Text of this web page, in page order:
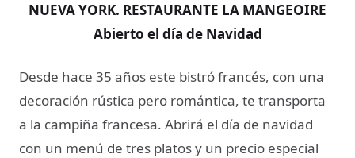
NUEVA YORK. RESTAURANTE LA MANGEOIRE
Abierto el día de Navidad
Desde hace 35 años este bistró francés, con una
decoración rústica pero romántica, te transporta
a la campiña francesa. Abrirá el día de navidad
con un menú de tres platos y un precio especial